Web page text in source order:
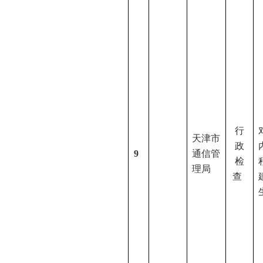
9
天津市
通信管
理局
行
政
检
查